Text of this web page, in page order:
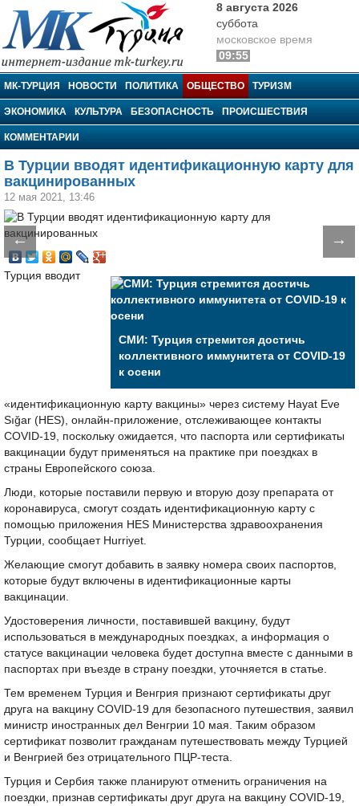
МК-Турция
8 августа 2026
суббота
московское время
09:55
МК-ТУРЦИЯ НОВОСТИ ПОЛИТИКА ОБЩЕСТВО ТУРИЗМ
ЭКОНОМИКА КУЛЬТУРА БЕЗОПАСНОСТЬ ПРОИСШЕСТВИЯ
КОММЕНТАРИИ
В Турции вводят идентификационную карту для
вакцинированных
12 мая 2021, 13:46
← →
СМИ: Турция стремится достичь
коллективного иммунитета от COVID-19
к осени
Турция вводит
«идентификационную карту вакцины» через систему Hayat Eve
Sığar (HES), онлайн-приложение, отслеживающее контакты
COVID-19, поскольку ожидается, что паспорта или сертификаты
вакцинации будут применяться на практике при поездках в
страны Европейского союза.
Люди, которые поставили первую и вторую дозу препарата от
коронавируса, смогут создать идентификационную карту с
помощью приложения HES Министерства здравоохранения
Турции, сообщает Hurriyet.
Желающие смогут добавить в заявку номера своих паспортов,
которые будут включены в идентификационные карты
вакцинации.
Удостоверения личности, поставившей вакцину, будут
использоваться в международных поездках, а информация о
статусе вакцинации человека будет доступна вместе с данными в
паспортах при въезде в страну поездки, уточняется в статье.
Тем временем Турция и Венгрия признают сертификаты друг
друга на вакцину COVID-19 для безопасного путешествия, заявил
министр иностранных дел Венгрии 10 мая. Таким образом
сертификат позволит гражданам путешествовать между Турцией
и Венгрией без отрицательного ПЦР-теста.
Турция и Сербия также планируют отменить ограничения на
поездки, признав сертификаты друг друга на вакцину COVID-19,